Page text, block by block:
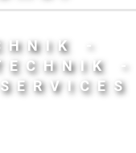
-
-